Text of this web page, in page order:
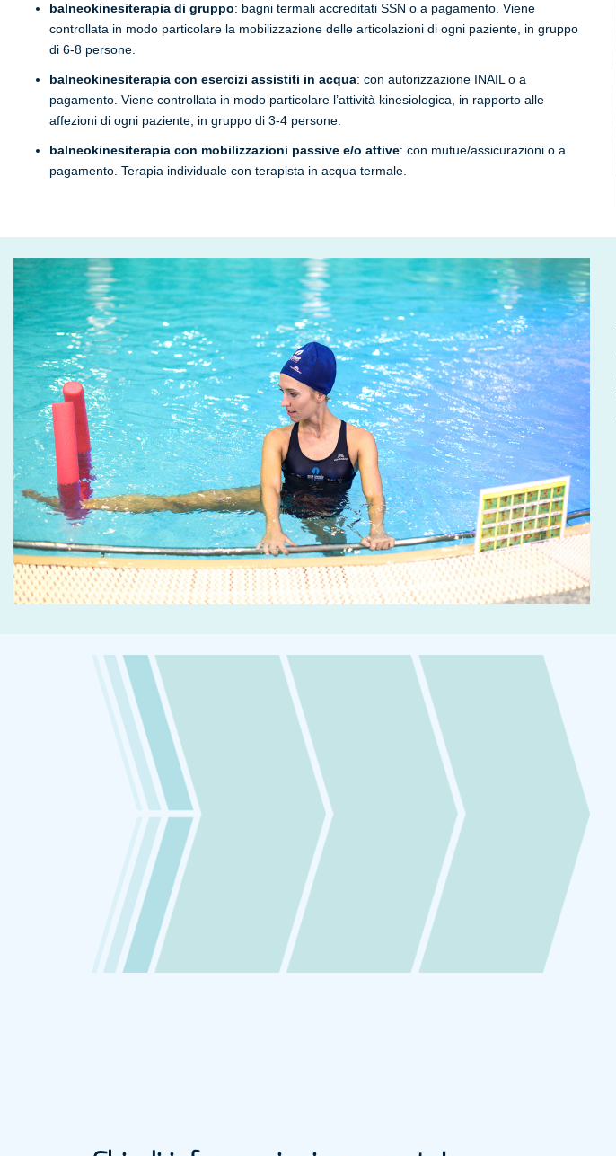
balneokinesiterapia di gruppo: bagni termali accreditati SSN o a pagamento. Viene
controllata in modo particolare la mobilizzazione delle articolazioni di ogni paziente, in gruppo
di 6-8 persone.
balneokinesiterapia con esercizi assistiti in acqua: con autorizzazione INAIL o a
pagamento. Viene controllata in modo particolare l’attività kinesiologica, in rapporto alle
affezioni di ogni paziente, in gruppo di 3-4 persone.
balneokinesiterapia con mobilizzazioni passive e/o attive: con mutue/assicurazioni o a
pagamento. Terapia individuale con terapista in acqua termale.